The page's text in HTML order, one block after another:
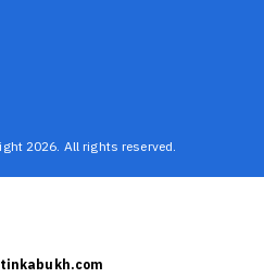
2026. All rights reserved.